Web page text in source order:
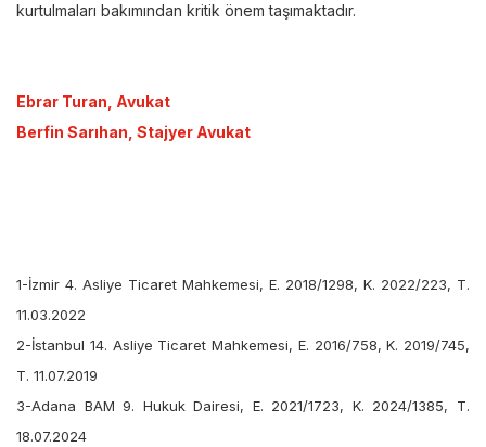
kurtulmaları bakımından kritik önem taşımaktadır.
Ebrar Turan, Avukat
Berfin Sarıhan, Stajyer Avukat
1-İzmir 4. Asliye Ticaret Mahkemesi, E. 2018/1298, K. 2022/223, T.
11.03.2022
2-İstanbul 14. Asliye Ticaret Mahkemesi, E. 2016/758, K. 2019/745,
T. 11.07.2019
3-Adana BAM 9. Hukuk Dairesi, E. 2021/1723, K. 2024/1385, T.
18.07.2024